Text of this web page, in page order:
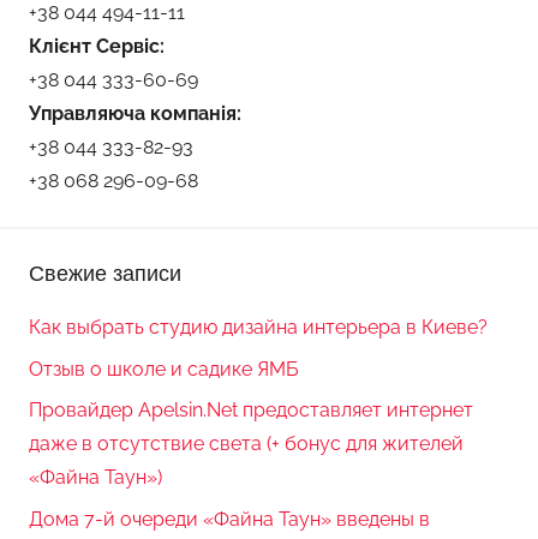
+38 044 494-11-11
Клієнт Сервіс:
+38 044 333-60-69
Управляюча компанія:
+38 044 333-82-93
+38 068 296-09-68
Свежие записи
Как выбрать студию дизайна интерьера в Киеве?
Отзыв о школе и садике ЯМБ
Провайдер Apelsin.Net предоставляет интернет
даже в отсутствие света (+ бонус для жителей
«Файна Таун»)
Дома 7-й очереди «Файна Таун» введены в